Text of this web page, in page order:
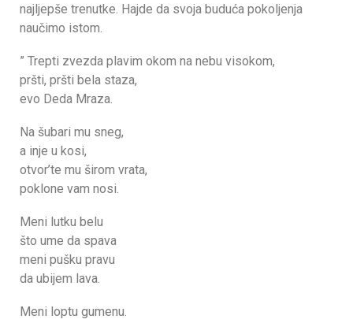
najljepše trenutke. Hajde da svoja buduća pokoljenja
naučimo istom.
” Trepti zvezda plavim okom na nebu visokom,
pršti, pršti bela staza,
evo Deda Mraza.
Na šubari mu sneg,
a inje u kosi,
otvor’te mu širom vrata,
poklone vam nosi.
Meni lutku belu
što ume da spava
meni pušku pravu
da ubijem lava.
Meni loptu gumenu.